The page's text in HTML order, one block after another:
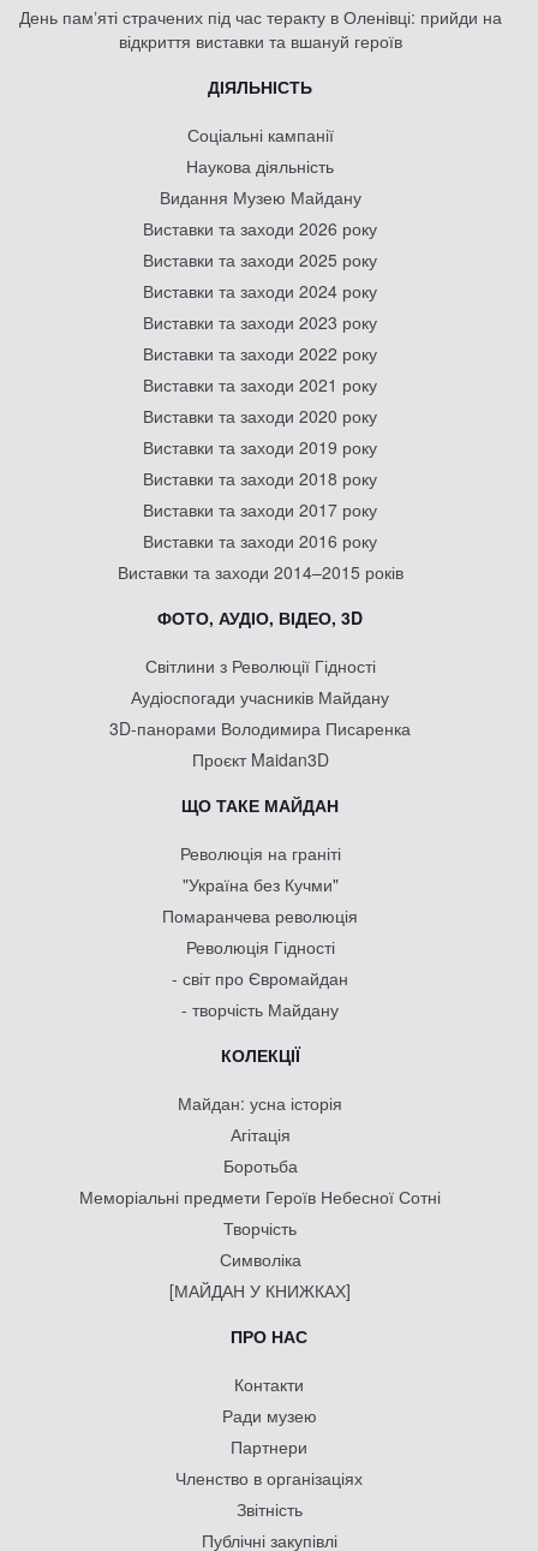
День памʼяті страчених під час теракту в Оленівці: прийди на
відкриття виставки та вшануй героїв
ДІЯЛЬНІСТЬ
Соціальні кампанії
Наукова діяльність
Видання Музею Майдану
Виставки та заходи 2026 року
Виставки та заходи 2025 року
Виставки та заходи 2024 року
Виставки та заходи 2023 року
Виставки та заходи 2022 року
Виставки та заходи 2021 року
Виставки та заходи 2020 року
Виставки та заходи 2019 року
Виставки та заходи 2018 року
Виставки та заходи 2017 року
Виставки та заходи 2016 року
Виставки та заходи 2014–2015 років
ФОТО, АУДІО, ВІДЕО, 3D
Світлини з Революції Гідності
Аудіоспогади учасників Майдану
3D-панорами Володимира Писаренка
Проєкт Maidan3D
ЩО ТАКЕ МАЙДАН
Революція на граніті
"Україна без Кучми"
Помаранчева революція
Революція Гідності
- світ про Євромайдан
- творчість Майдану
КОЛЕКЦІЇ
Майдан: усна історія
Агітація
Боротьба
Меморіальні предмети Героїв Небесної Сотні
Творчість
Символіка
[МАЙДАН У КНИЖКАХ]
ПРО НАС
Контакти
Ради музею
Партнери
Членство в організаціях
Звітність
Публічні закупівлі